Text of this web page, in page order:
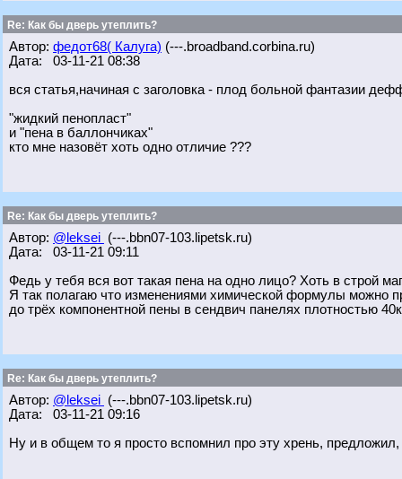
Re: Как бы дверь утеплить?
Автор: федот68( Калуга) (---.broadband.corbina.ru)
Дата: 03-11-21 08:38
вся статья,начиная с заголовка - плод больной фантазии
"жидкий пенопласт"
и "пена в баллончиках"
кто мне назовёт хоть одно отличие ???
Re: Как бы дверь утеплить?
Автор: @leksei (---.bbn07-103.lipetsk.ru)
Дата: 03-11-21 09:11
Федь у тебя вся вот такая пена на одно лицо? Хоть в строй
Я так полагаю что изменениями химической формулы можно
до трёх компонентной пены в сендвич панелях плотностью
Re: Как бы дверь утеплить?
Автор: @leksei (---.bbn07-103.lipetsk.ru)
Дата: 03-11-21 09:16
Ну и в общем то я просто вспомнил про эту хрень,